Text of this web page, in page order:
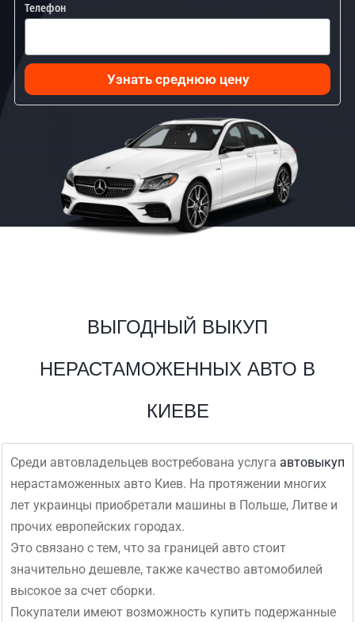
Телефон
Узнать среднюю цену
ВЫГОДНЫЙ ВЫКУП
НЕРАСТАМОЖЕННЫХ АВТО В
КИЕВЕ
Среди автовладельцев востребована услуга автовыкуп
нерастаможенных авто Киев. На протяжении многих
лет украинцы приобретали машины в Польше, Литве и
прочих европейских городах.
Это связано с тем, что за границей авто стоит
значительно дешевле, также качество автомобилей
высокое за счет сборки.
Покупатели имеют возможность купить подержанные